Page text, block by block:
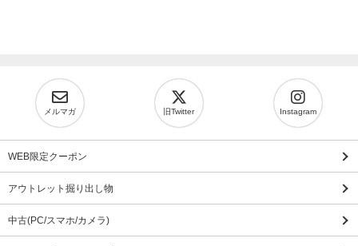
メルマガ 旧Twitter Instagram
WEB限定クーポン
アウトレット掘り出し物
中古(PC/スマホ/カメラ)